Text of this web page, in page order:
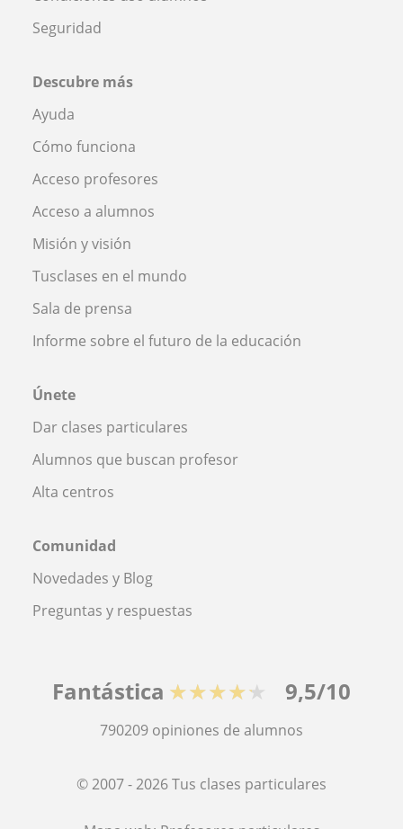
Seguridad
Descubre más
Ayuda
Cómo funciona
Acceso profesores
Acceso a alumnos
Misión y visión
Tusclases en el mundo
Sala de prensa
Informe sobre el futuro de la educación
Únete
Dar clases particulares
Alumnos que buscan profesor
Alta centros
Comunidad
Novedades y Blog
Preguntas y respuestas
Fantástica ★★★★★ 9,5/10
790209 opiniones de alumnos
© 2007 - 2026 Tus clases particulares